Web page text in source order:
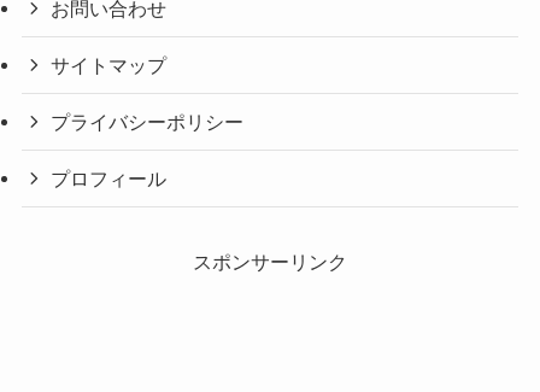
お問い合わせ
サイトマップ
プライバシーポリシー
プロフィール
スポンサーリンク